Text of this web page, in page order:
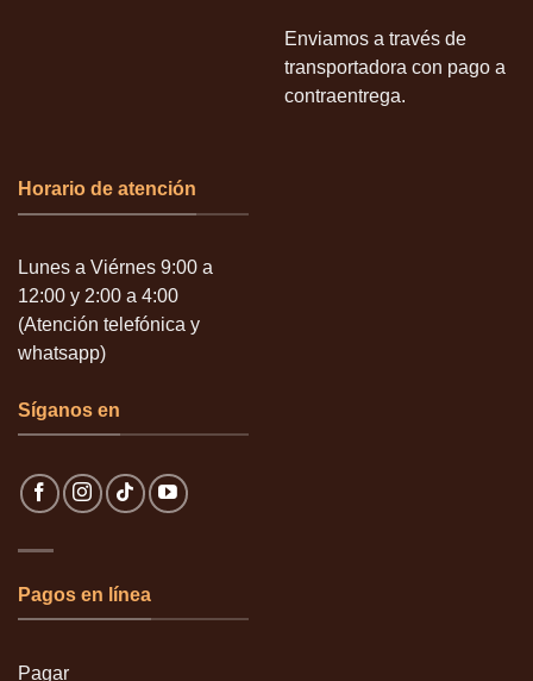
Enviamos a través de
transportadora con pago a
contraentrega.
Horario de atención
Lunes a Viérnes 9:00 a
12:00 y 2:00 a 4:00
(Atención telefónica y
whatsapp)
Síganos en
Pagos en línea
Pagar